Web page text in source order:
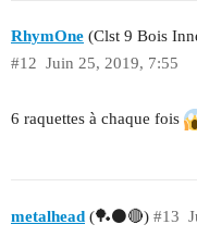
RhymOne (Clst 9 Bois
Juin 25, 2019, 7:55
#12
6 raquettes à chaque fois
metalhead (🏓⚫🔴) #13